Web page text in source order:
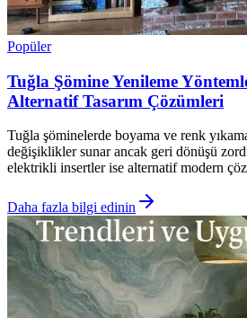
Popüler
Tuğla Şömine Yenileme
Alternatif Tasarım Çözümleri
Tuğla şöminelerde boyama ve renk
değişiklikler sunar ancak geri dönüşü
elektrikli insertler ise alternatif modern
Daha fazla bilgi edinin